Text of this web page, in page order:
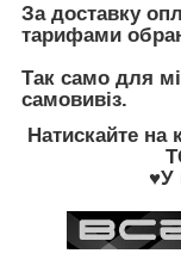
За доставку
тарифами
Так само для
самовивіз.
Натискайте на
♥У